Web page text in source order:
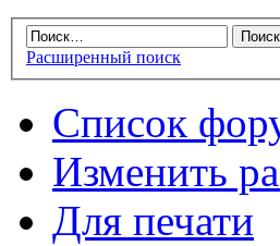
Расширенный поиск
Список
Изменить
Для печати